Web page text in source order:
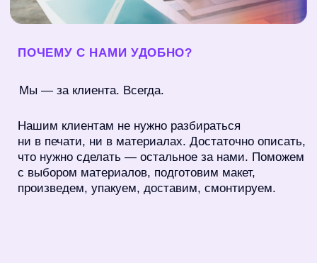
хаоса — и больше понятного, чёткого,
эффективного визуального оформления.
Чтобы витрина продавала.
Чтобы стенд запоминался.
Нам не всё равно.
Поэтому клиенты возвращаются — снова
Потому что с нами спокойно, быстро, удобно